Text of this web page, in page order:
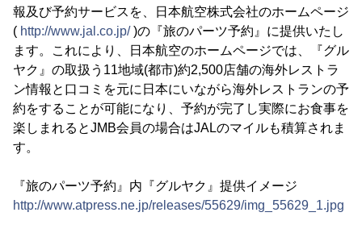
報及び予約サービスを、日本航空株式会社のホームページ
( http://www.jal.co.jp/)の『旅のパーツ予約』に提供いたし
ます。これにより、日本航空のホームページでは、『グル
ヤク』の取扱う11地域(都市)約2,500店舗の海外レストラ
ン情報と口コミを元に日本にいながら海外レストランの予
約をすることが可能になり、予約が完了し実際にお食事を
楽しまれるとJMB会員の場合はJALのマイルも積算されま
す。
『旅のパーツ予約』内『グルヤク』提供イメージ
http://www.atpress.ne.jp/releases/55629/img_55629_1.jpg